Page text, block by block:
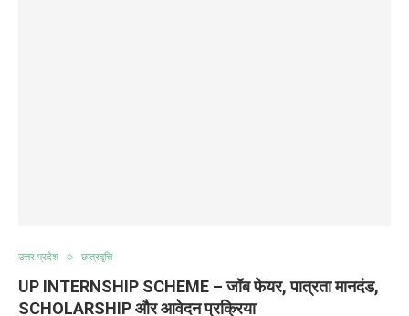
उत्तर प्रदेश छात्रवृत्ति
UP INTERNSHIP SCHEME – जॉब फेयर, पात्रता मानदंड,
SCHOLARSHIP और आवेदन प्रक्रिया